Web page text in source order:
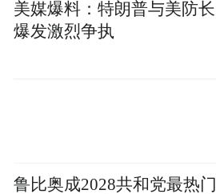
美媒爆料：特朗普与美防长
爆发激烈争执
鲁比奥成2028共和党最热门